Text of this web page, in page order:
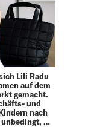
Lili Radu
auf dem
gemacht.
und
nach
unbedingt, …